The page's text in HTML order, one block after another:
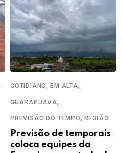
COTIDIANO,EM ALTA,
GUARAPUAVA,
PREVISÃO DO TEMPO, REGIÃO
Previsão de temporais
coloca equipes da